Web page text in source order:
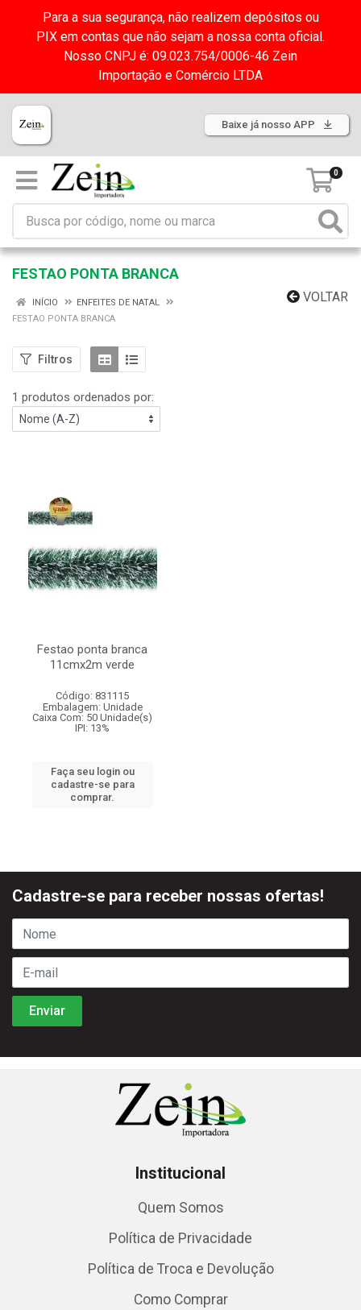
Para a sua segurança, não realizem depósitos ou
PIX em contas que não sejam a nossa conta oficial.
Nosso CNPJ é: 09.023.754/0006-46 Zein
Importação e Comércio LTDA
Baixe já nosso APP
0
FESTAO PONTA BRANCA
VOLTAR
INÍCIO
ENFEITES DE NATAL
FESTAO PONTA BRANCA
Filtros
1 produtos ordenados por:
Festao ponta branca
11cmx2m verde
Código: 831115
Embalagem: Unidade
Caixa Com: 50 Unidade(s)
IPI: 13%
Faça seu login ou
cadastre-se para
comprar.
Cadastre-se para receber nossas ofertas!
Institucional
Quem Somos
Política de Privacidade
Política de Troca e Devolução
Como Comprar